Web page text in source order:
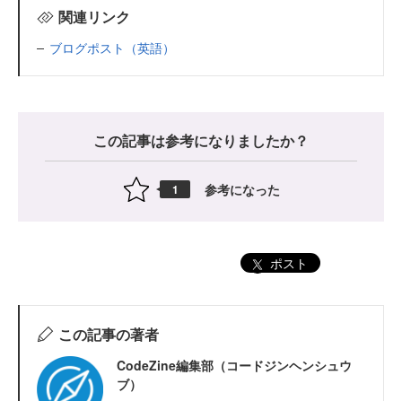
関連リンク
ブログポスト（英語）
この記事は参考になりましたか？
1 参考になった
ポスト
この記事の著者
CodeZine編集部（コードジンヘンシュウ
ブ）